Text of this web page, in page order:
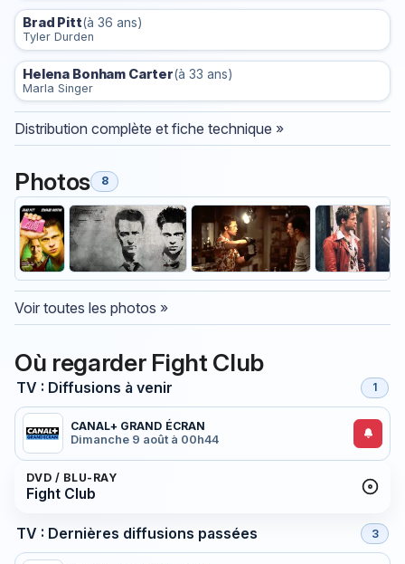
Brad Pitt(à 36 ans)
Tyler Durden
Helena Bonham Carter(à 33 ans)
Marla Singer
Distribution complète et fiche technique »
Photos 8
Voir toutes les photos »
Où regarder Fight Club
TV : Diffusions à venir 1
CANAL+ GRAND ÉCRAN
Dimanche 9 août à 00h44
DVD / BLU-RAY
Fight Club
TV : Dernières diffusions passées 3